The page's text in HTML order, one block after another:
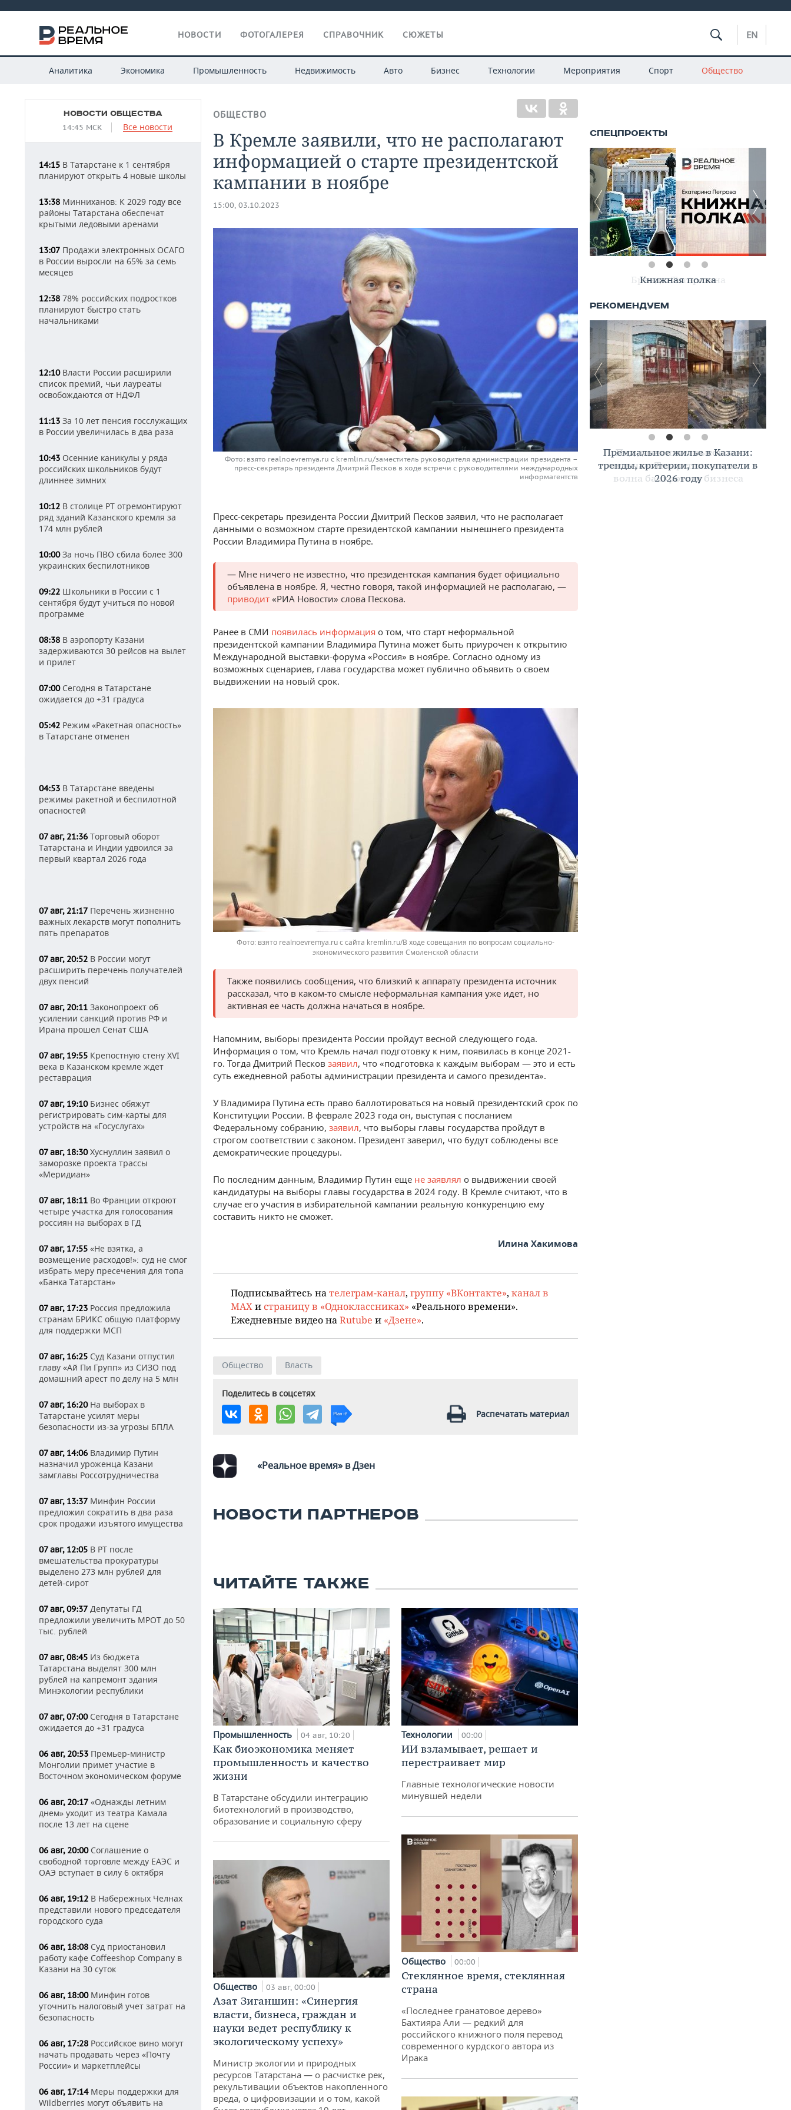
НОВОСТИ ФОТОГАЛЕРЕЯ СПРАВОЧНИК СЮЖЕТЫ EN
Аналитика Экономика Промышленность Недвижимость Авто Бизнес Технологии Мероприятия Спорт Общество
НОВОСТИ ОБЩЕСТВА
14:45 МСК Все новости
14:15 В Татарстане к 1 сентября
планируют открыть 4 новые школы
13:38 Минниханов: К 2029 году все
районы Татарстана обеспечат
крытыми ледовыми аренами
13:07 Продажи электронных ОСАГО
в России выросли на 65% за семь
месяцев
12:38 78% российских подростков
планируют быстро стать
начальниками
12:10Власти России расширили
список премий, чьи лауреаты
освобождаются от НДФЛ
11:13 За 10 лет пенсия госслужащих
в России увеличилась в два раза
10:43 Осенние каникулы у ряда
российских школьников будут
длиннее зимних
10:12 В столице РТ отремонтируют
ряд зданий Казанского кремля за
174 млн рублей
10:00За ночь ПВО сбила более 300
украинских беспилотников
09:22 Школьники в России с 1
сентября будут учиться по новой
программе
08:38 В аэропорту Казани
задерживаются 30 рейсов на вылет
и прилет
07:00Сегодня в Татарстане
ожидается до +31 градуса
05:42 Режим «Ракетная опасность»
в Татарстане отменен
04:53 В Татарстане введены
режимы ракетной и беспилотной
опасностей
07 авг, 21:36 Торговый оборот
Татарстана и Индии удвоился за
первый квартал 2026 года
07 авг, 21:17 Перечень жизненно
важных лекарств могут пополнить
пять препаратов
07 авг, 20:52 В России могут
расширить перечень получателей
двух пенсий
07 авг, 20:11 Законопроект об
усилении санкций против РФ и
Ирана прошел Сенат США
07 авг, 19:55 Крепостную стену XVI
века в Казанском кремле ждет
реставрация
07 авг, 19:10Бизнес обяжут
регистрировать сим-карты для
устройств на «Госуслугах»
07 авг, 18:30Хуснуллин заявил о
заморозке проекта трассы
«Меридиан»
07 авг, 18:11 Во Франции откроют
четыре участка для голосования
россиян на выборах в ГД
07 авг, 17:55 «Не взятка, а
возмещение расходов!»: суд не смог
избрать меру пресечения для топа
«Банка Татарстан»
07 авг, 17:23 Россия предложила
странам БРИКС общую платформу
для поддержки МСП
07 авг, 16:25 Суд Казани отпустил
главу «Ай Пи Групп» из СИЗО под
домашний арест по делу на 5 млн
07 авг, 16:20На выборах в
Татарстане усилят меры
безопасности из-за угрозы БПЛА
07 авг, 14:06 Владимир Путин
назначил уроженца Казани
замглавы Россотрудничества
07 авг, 13:37 Минфин России
предложил сократить в два раза
срок продажи изъятого имущества
07 авг, 12:05 В РТ после
вмешательства прокуратуры
выделено 273 млн рублей для
детей-сирот
07 авг, 09:37 Депутаты ГД
предложили увеличить МРОТ до 50
тыс. рублей
07 авг, 08:45 Из бюджета
Татарстана выделят 300 млн
рублей на капремонт здания
Минэкологии республики
07 авг, 07:00Сегодня в Татарстане
ожидается до +31 градуса
06 авг, 20:53 Премьер-министр
Монголии примет участие в
Восточном экономическом форуме
06 авг, 20:17 «Однажды летним
днем» уходит из театра Камала
после 13 лет на сцене
06 авг, 20:00Соглашение о
свободной торговле между ЕАЭС и
ОАЭ вступает в силу 6 октября
06 авг, 19:12 В Набережных Челнах
представили нового председателя
городского суда
06 авг, 18:08 Суд приостановил
работу кафе Coffeeshop Company в
Казани на 30 суток
06 авг, 18:00Минфин готов
уточнить налоговый учет затрат на
безопасность
06 авг, 17:28 Российское вино могут
начать продавать через «Почту
России» и маркетплейсы
06 авг, 17:14Меры поддержки для
Wildberries могут объявить на
ОБЩЕСТВО
В Кремле заявили, что не располагают
информацией о старте президентской
кампании в ноябре
15:00, 03.10.2023
Фото: взято realnoevremya.ru с kremlin.ru/заместитель руководителя администрации президента –
пресс-секретарь президента Дмитрий Песков в ходе встречи с руководителями международных
информагентств
Пресс-секретарь президента России Дмитрий Песков заявил, что не располагает
данными о возможном старте президентской кампании нынешнего президента
России Владимира Путина в ноябре.
— Мне ничего не известно, что президентская кампания будет официально
объявлена в ноябре. Я, честно говоря, такой информацией не располагаю, —
приводит «РИА Новости» слова Пескова.
Ранее в СМИ появилась информация о том, что старт неформальной
президентской кампании Владимира Путина может быть приурочен к открытию
Международной выставки-форума «Россия» в ноябре. Согласно одному из
возможных сценариев, глава государства может публично объявить о своем
выдвижении на новый срок.
взято realnoevremya.ru с сайта kremlin.ru/В ходе совещания по вопросам социально-
экономического развития Смоленской области
Также появились сообщения, что близкий к аппарату президента источник
рассказал, что в каком-то смысле неформальная кампания уже идет, но
активная ее часть должна начаться в ноябре.
Напомним, выборы президента России пройдут весной следующего года.
Информация о том, что Кремль начал подготовку к ним, появилась в конце 2021-
го. Тогда Дмитрий Песков заявил, что «подготовка к каждым выборам — это и есть
суть ежедневной работы администрации президента и самого президента».
У Владимира Путина есть право баллотироваться на новый президентский срок по
Конституции России. В феврале 2023 года он, выступая с посланием
Федеральному собранию, заявил, что выборы главы государства пройдут в
строгом соответствии с законом. Президент заверил, что будут соблюдены все
демократические процедуры.
По последним данным, Владимир Путин еще не заявлял о выдвижении своей
кандидатуры на выборы главы государства в 2024 году. В Кремле считают, что в
случае его участия в избирательной кампании реальную конкуренцию ему
составить никто не сможет.
Илина Хакимова
Подписывайтесь нателеграм-канал, группу «ВКонтакте», канал в
MAXи страницу в «Одноклассниках» «Реального времени».
Ежедневные видео наRutube и «Дзене».
Общество Власть
Поделитесь в соцсетях
Распечатать материал
«Реальное время» в Дзен
НОВОСТИ ПАРТНЕРОВ
ЧИТАЙТЕ ТАКЖЕ
Промышленность 04 авг, 10:20
Как биоэкономика меняет
промышленность и качество
жизни
В Татарстане обсудили интеграцию
биотехнологий в производство,
образование и социальную сферу
Общество 03 авг, 00:00
Азат Зиганшин: «Синергия
власти, бизнеса, граждан и
науки ведет республику к
экологическому успеху»
Министр экологии и природных
ресурсов Татарстана — о расчистке рек,
рекультивации объектов накопленного
вреда, о цифровизации и о том, какой
Технологии 00:00
ИИ взламывает, решает и
перестраивает мир
Главные технологические новости
минувшей недели
Общество 00:00
Стеклянное время, стеклянная
страна
«Последнее гранатовое дерево»
Бахтияра Али — редкий для
российского книжного поля перевод
современного курдского автора из
Ирака
Книжная полка
Премиальное жилье в Казани:
тренды, критерии, покупатели в
2026 году